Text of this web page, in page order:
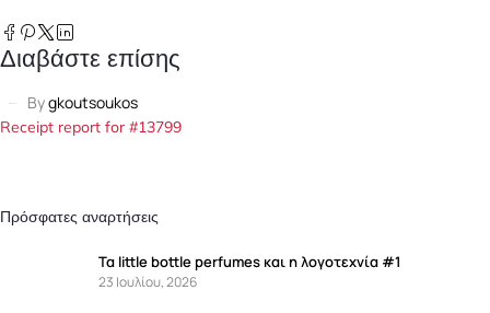
Διαβάστε επίσης
Bygkoutsoukos
Receipt report for #13799
Πρόσφατες αναρτήσεις
Τα little bottle perfumes και η λογοτεχνία #1
23 Ιουλίου, 2026